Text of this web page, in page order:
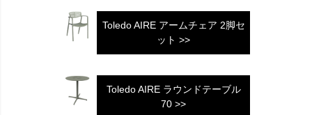
Toledo AIRE アームチェア 2脚セ
ット >>
Toledo AIRE ラウンドテーブル
70 >>